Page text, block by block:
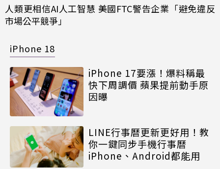
人類更相信AI人工智慧 美國FTC警告企業「避免違反
市場公平競爭」
iPhone 18
iPhone 17要漲！爆料稱最
快下周調價 蘋果提前動手原
因曝
LINE行事曆更新更好用！教
你一鍵同步手機行事曆
iPhone、Android都能用